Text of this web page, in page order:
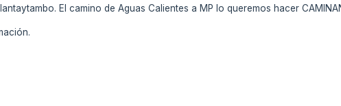
El camino de Aguas Calientes a MP lo queremos hacer